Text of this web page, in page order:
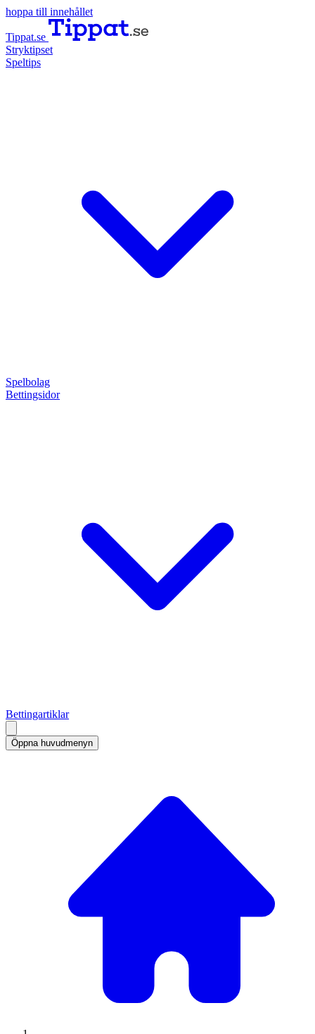
hoppa till innehållet
Tippat.se
Stryktipset
Speltips
Spelbolag
Bettingsidor
Bettingartiklar
Öppna huvudmenyn